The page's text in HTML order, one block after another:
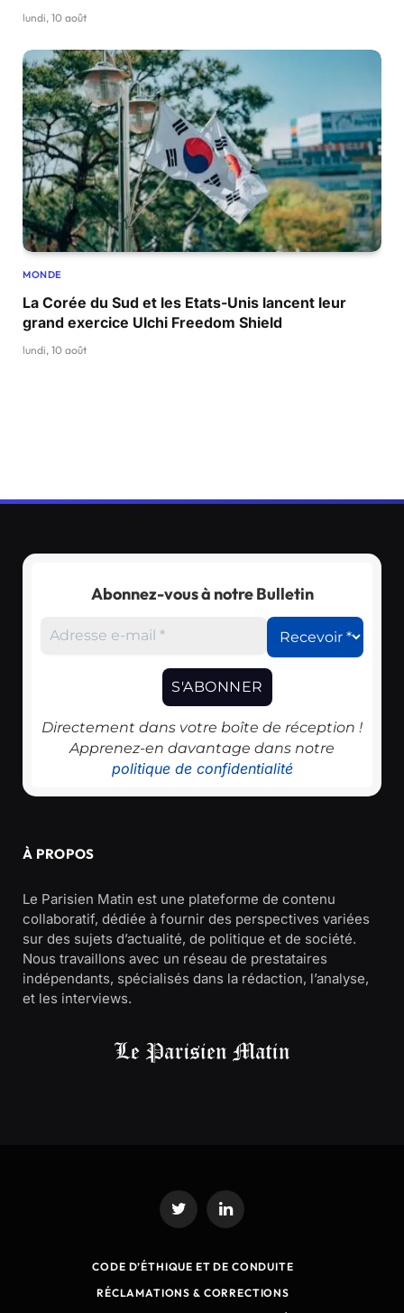
lundi, 10 août
MONDE
La Corée du Sud et les Etats-Unis lancent leur
grand exercice Ulchi Freedom Shield
lundi, 10 août
Abonnez-vous à notre Bulletin
Directement dans votre boîte de réception !
Apprenez-en davantage dans notre
politique de confidentialité
À PROPOS
Le Parisien Matin est une plateforme de contenu
collaboratif, dédiée à fournir des perspectives variées
sur des sujets d’actualité, de politique et de société.
Nous travaillons avec un réseau de prestataires
indépendants, spécialisés dans la rédaction, l’analyse,
et les interviews.
Twitter LinkedIn
CODE D’ÉTHIQUE ET DE CONDUITE
RÉCLAMATIONS & CORRECTIONS